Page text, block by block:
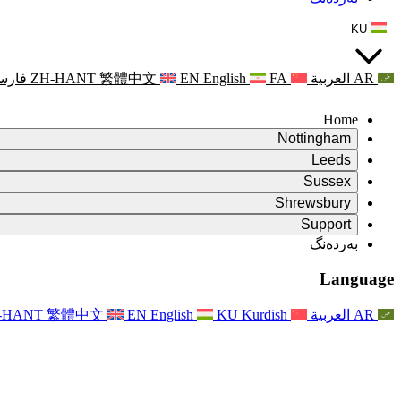
KU
AR العربية ZH-HANT 繁體中文 EN English FA
Home
Nottingham
Review
کورسی پێداچوونەوە
تیمی پێداچوونەوەی سەربەخۆ
مەرجەکانی سەرچاوە
Rapora Dawî ya Nirxandina Serbixwe
Pirsên Pir tên Pirsîn
بەردەنگ
For Families
Pêvajoya Nirxandina Malbatê
دوایین نوێکردنەوەکان
Nûçename
Leeds
Review
کورسی پێداچوونەوە
تیمی پێداچوونەوەی سەربەخۆ
Mercên Referansê
بەردەنگ
Piştgiriya Derûnî ji bo Malbatan
ڕووداوەکان
For Staff
Sussex
Review
کورسی پێداچوونەوە
تیمی پێداچوونەوەی سەربەخۆ
مەرجەکانی سەرچاوە
For Families
نوێکردنەوە بۆ خێزانەکان
Shrewsbury
Review
مەرجەکانی پێداچوونەوەی دایکایەتی
ڕاگەیاندن
Reports
Rapora dawî ya Nirxandina Serbixwe
Rapora Yekem a Nirxandina Serbixwe
For Families
Support
Leeds
Nottingham
خزمەتگوزاری پاڵپشتی دەروونی خێزان
Piştgiriya Krîza Tenduristiya Derûnî
Xizmetên Herêmî yên Nottinghamê
بەردەنگ
Language
AR العربية HANT 繁體中文 EN English KU Kurdish